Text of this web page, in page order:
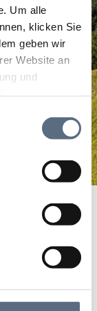
Um alle
klicken Sie
geben wir
Website an
und
oder die
gesammelt